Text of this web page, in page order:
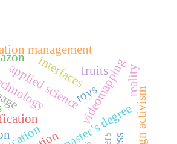
applied science design activism
videomapping
toys
management
interfaces reality
fruits